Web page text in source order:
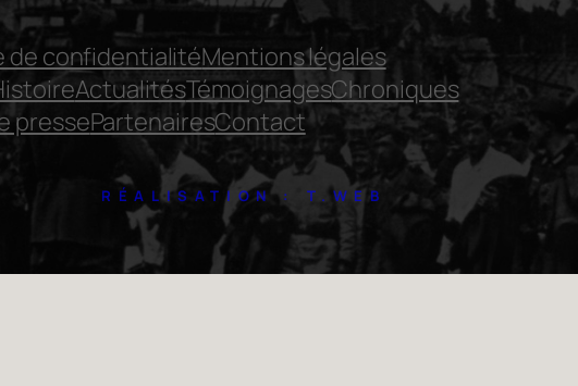
de confidentialitéMentions légales
ActualitésTémoignagesChroniques
pressePartenairesContact
RÉALISATION : T.WEB